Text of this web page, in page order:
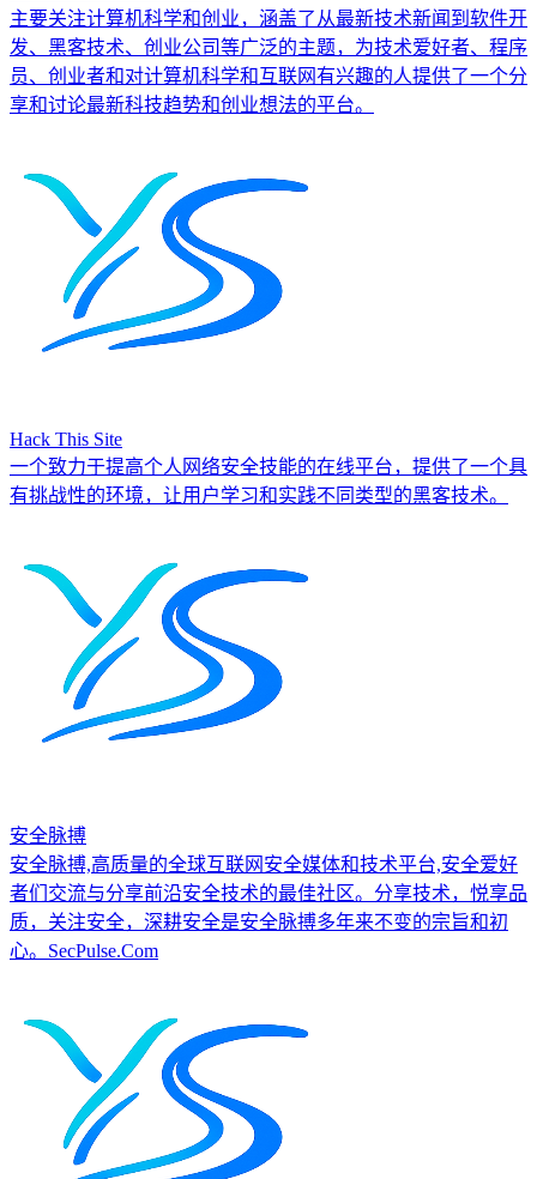
主要关注计算机科学和创业，涵盖了从最新技术新闻到软件开
发、黑客技术、创业公司等广泛的主题，为技术爱好者、程序
员、创业者和对计算机科学和互联网有兴趣的人提供了一个分
享和讨论最新科技趋势和创业想法的平台。
Hack This Site
一个致力于提高个人网络安全技能的在线平台，提供了一个具
有挑战性的环境，让用户学习和实践不同类型的黑客技术。
安全脉搏
安全脉搏,高质量的全球互联网安全媒体和技术平台,安全爱好
者们交流与分享前沿安全技术的最佳社区。分享技术，悦享品
质，关注安全，深耕安全是安全脉搏多年来不变的宗旨和初
心。SecPulse.Com